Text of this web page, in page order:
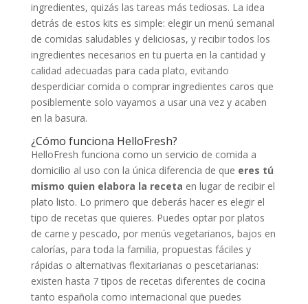
ingredientes, quizás las tareas más tediosas. La idea
detrás de estos kits es simple: elegir un menú semanal
de comidas saludables y deliciosas, y recibir todos los
ingredientes necesarios en tu puerta en la cantidad y
calidad adecuadas para cada plato, evitando
desperdiciar comida o comprar ingredientes caros que
posiblemente solo vayamos a usar una vez y acaben
en la basura.
¿Cómo funciona HelloFresh?
HelloFresh funciona como un servicio de comida a
domicilio al uso con la única diferencia de que eres tú
mismo quien elabora la receta en lugar de recibir el
plato listo. Lo primero que deberás hacer es elegir el
tipo de recetas que quieres. Puedes optar por platos
de carne y pescado, por menús vegetarianos, bajos en
calorías, para toda la familia, propuestas fáciles y
rápidas o alternativas flexitarianas o pescetarianas:
existen hasta 7 tipos de recetas diferentes de cocina
tanto española como internacional que puedes